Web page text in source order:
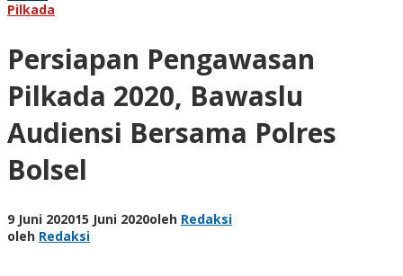
Pilkada
Persiapan Pengawasan
Pilkada 2020, Bawaslu
Audiensi Bersama Polres
Bolsel
9 Juni 202015 Juni 2020oleh Redaksi
oleh Redaksi